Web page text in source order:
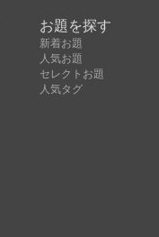
お題を探す
新着お題
人気お題
セレクトお題
人気タグ